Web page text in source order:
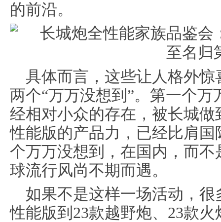
的前沿。
具体而言，这些让人格外
两个“万万没想到”。第一个
经相对小众的存在，被长城
性能版的产品力，已经比肩
个万万没想到，在国内，而
球流行风尚不期而遇。
如果不是这样一场活动，
性能版到23款越野炮、23款